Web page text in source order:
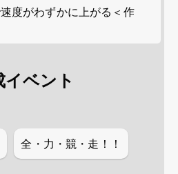
度がわずかに上がる＜作
イベント
全・力・競・走！！